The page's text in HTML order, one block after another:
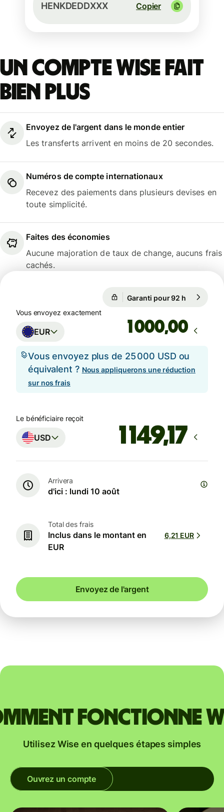
HENKDEDDXXX Copier
Un compte Wise fait
bien plus
Envoyez de l'argent dans le monde entier
Les transferts arrivent en moins de 20 secondes.
Numéros de compte internationaux
Recevez des paiements dans plusieurs devises en
toute simplicité.
Faites des économies
Aucune majoration de taux de change, aucuns frais
cachés.
Garanti pour 92 h
Vous envoyez exactement
EUR ,00
Vous envoyez plus de 25 000 USD ou
équivalent ? Nous appliquerons une réduction
sur nos frais
Le bénéficiaire reçoit
USD
Arrivera
d'ici : lundi 10 août
Total des frais
Inclus dans le montant en
EUR
6,21 EUR
Envoyez de l'argent
fonctionne
Utilisez Wise en quelques étapes simples
Ouvrez un compte